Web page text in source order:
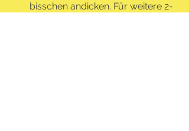
bisschen andicken. Für weitere 2-